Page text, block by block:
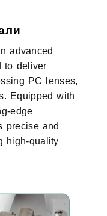
advanced
to deliver
PC lenses,
Equipped with
edge
precise and
high-quality